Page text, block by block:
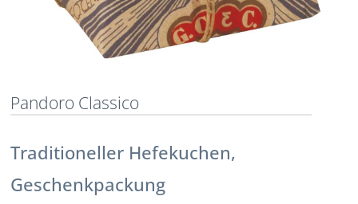
Pandoro Classico
Traditioneller Hefekuchen,
Geschenkpackung